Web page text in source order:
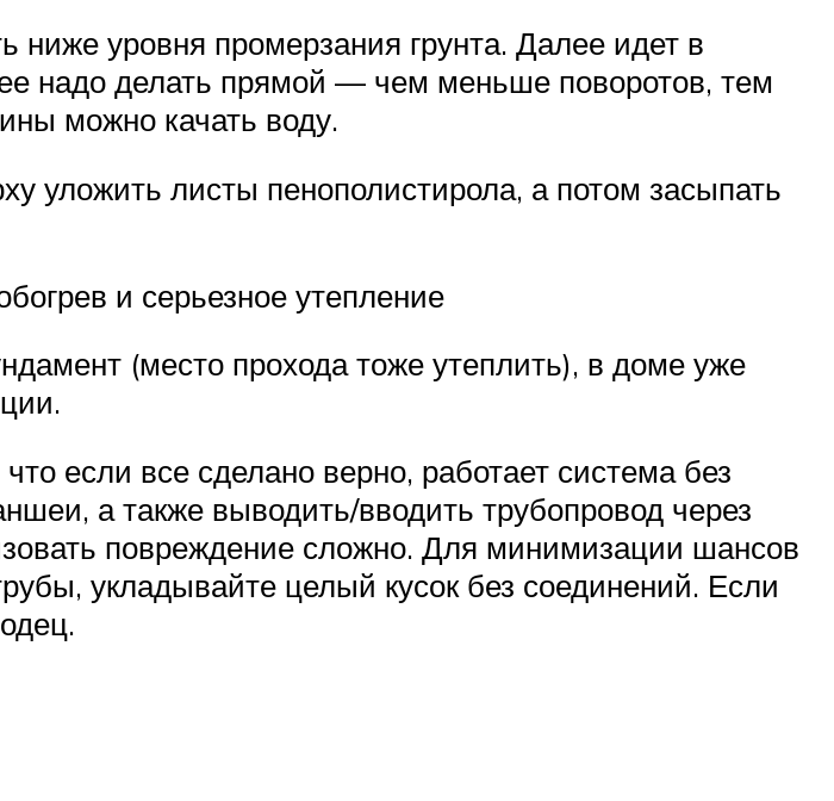
ниже уровня промерзания грунта. Далее идет в
надо делать прямой — чем меньше поворотов, тем
можно качать воду.
уложить листы пенополистирола, а потом засыпать
и серьезное утепление
(место прохода тоже утеплить), в доме уже
если все сделано верно, работает система без
а также выводить/вводить трубопровод через
повреждение сложно. Для минимизации шансов
укладывайте целый кусок без соединений. Если